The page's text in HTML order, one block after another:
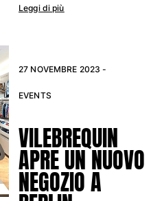
Leggi di più
27 NOVEMBRE 2023 -
EVENTS
VILEBREQUIN
APRE UN NUOVO
NEGOZIO A